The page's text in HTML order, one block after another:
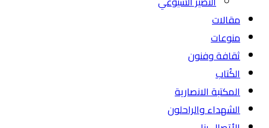
مقالات
منوعات
ثقافة وفنون
الكُتاب
المكتبة الانصارية
الشهداء والراحلون